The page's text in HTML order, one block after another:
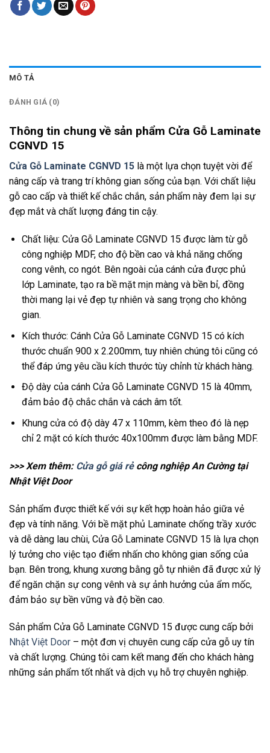
MÔ TẢ
ĐÁNH GIÁ (0)
Thông tin chung về sản phẩm Cửa Gỗ Laminate
CGNVD 15
Cửa Gỗ Laminate CGNVD 15 là một lựa chọn tuyệt vời để
nâng cấp và trang trí không gian sống của bạn. Với chất liệu
gỗ cao cấp và thiết kế chắc chắn, sản phẩm này đem lại sự
đẹp mắt và chất lượng đáng tin cậy.
Chất liệu: Cửa Gỗ Laminate CGNVD 15 được làm từ gỗ
công nghiệp MDF, cho độ bền cao và khả năng chống
cong vênh, co ngót. Bên ngoài của cánh cửa được phủ
lớp Laminate, tạo ra bề mặt mịn màng và bền bỉ, đồng
thời mang lại vẻ đẹp tự nhiên và sang trọng cho không
gian.
Kích thước: Cánh Cửa Gỗ Laminate CGNVD 15 có kích
thước chuẩn 900 x 2.200mm, tuy nhiên chúng tôi cũng có
thể đáp ứng yêu cầu kích thước tùy chỉnh từ khách hàng.
Độ dày của cánh Cửa Gỗ Laminate CGNVD 15 là 40mm,
đảm bảo độ chắc chắn và cách âm tốt.
Khung cửa có độ dày 47 x 110mm, kèm theo đó là nẹp
chỉ 2 mặt có kích thước 40x100mm được làm bằng MDF.
>>> Xem thêm: Cửa gỗ giá rẻcông nghiệp An Cường tại
Nhật Việt Door
Sản phẩm được thiết kế với sự kết hợp hoàn hảo giữa vẻ
đẹp và tính năng. Với bề mặt phủ Laminate chống trầy xước
và dễ dàng lau chùi, Cửa Gỗ Laminate CGNVD 15 là lựa chọn
lý tưởng cho việc tạo điểm nhấn cho không gian sống của
bạn. Bên trong, khung xương bằng gỗ tự nhiên đã được xử lý
để ngăn chặn sự cong vênh và sự ảnh hưởng của ẩm mốc,
đảm bảo sự bền vững và độ bền cao.
Sản phẩm Cửa Gỗ Laminate CGNVD 15 được cung cấp bởi
Nhật Việt Door – một đơn vị chuyên cung cấp cửa gỗ uy tín
và chất lượng. Chúng tôi cam kết mang đến cho khách hàng
những sản phẩm tốt nhất và dịch vụ hỗ trợ chuyên nghiệp.